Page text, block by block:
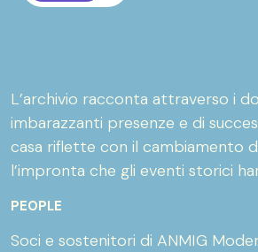
L’archivio racconta attraverso i
imbarazzanti presenze e di
casa riflette con il cambiamento
l’impronta che gli eventi storici
PEOPLE
Soci e sostenitori di ANMIG